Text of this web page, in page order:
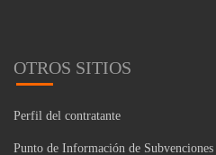
OTROS SITIOS
Perfil del contratante
Punto de Información de Subvenciones